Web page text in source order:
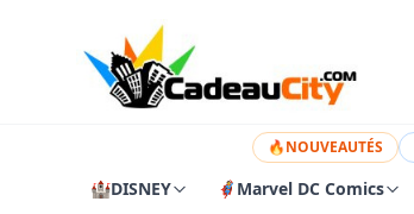
🔥NOUVEAUTÉS
🏰DISNEY 🦸 Marvel DC Comics